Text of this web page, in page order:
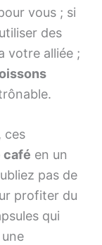
vous ; si
des
votre alliée ;
ces
café en un
pas de
profiter du
qui